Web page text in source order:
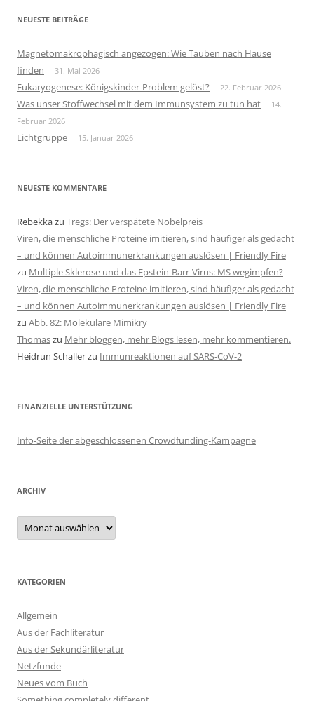
NEUESTE BEITRÄGE
Magnetomakrophagisch angezogen: Wie Tauben nach Hause
finden
31. Mai 2026
Eukaryogenese: Königskinder-Problem gelöst? 22. Februar 2026
Was unser Stoffwechsel mit dem Immunsystem zu tun hat
14.
Februar 2026
Lichtgruppe 15. Januar 2026
NEUESTE KOMMENTARE
Rebekkazu Tregs: Der verspätete Nobelpreis
Viren, die menschliche Proteine imitieren, sind häufiger als gedacht
– und können Autoimmunerkrankungen auslösen | Friendly Fire
zu Multiple Sklerose und das Epstein-Barr-Virus: MS wegimpfen?
Viren, die menschliche Proteine imitieren, sind häufiger als gedacht
– und können Autoimmunerkrankungen auslösen | Friendly Fire
zu Abb. 82: Molekulare Mimikry
Thomaszu Mehr bloggen, mehr Blogs lesen, mehr kommentieren.
Heidrun Schallerzu Immunreaktionen auf SARS-CoV-2
FINANZIELLE UNTERSTÜTZUNG
Info-Seite der abgeschlossenen Crowdfunding-Kampagne
ARCHIV
Archiv
KATEGORIEN
Allgemein
Aus der Fachliteratur
Aus der Sekundärliteratur
Netzfunde
Neues vom Buch